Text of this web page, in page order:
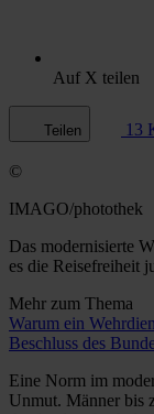
Auf X teilen
Teilen 13
©
IMAGO/photothek
Das modernisierte
es die Reisefreiheit
Mehr zum Thema
Warum ein
Beschluss des
Eine Norm im
Unmut. Männer bis